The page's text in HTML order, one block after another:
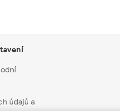
údajů a